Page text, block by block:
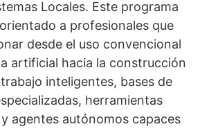
Locales. Este programa
a profesionales que
desde el uso convencional
artificial hacia la construcción
inteligentes, bases de
herramientas
agentes autónomos capaces